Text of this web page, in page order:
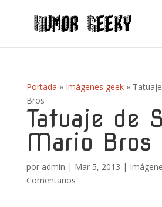
Portada » Imágenes geek»
Bros
Tatuaje de
Mario Bros
por admin | Mar 5, 2013 |
Comentarios